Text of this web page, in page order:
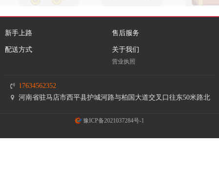
新手上路 售后服务
配送方式 关于我们
营业执照
17634562352
河南省驻马店市西平县护城河路与柏国大道交叉口往东50米路北
豫ICP备2021037284号-1